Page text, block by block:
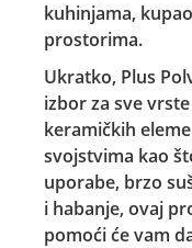
kuhinjama,
prostorima.
Ukratko, Plus
izbor za sve
keramičkih
svojstvima kao
uporabe, brzo
i habanje, ovaj
pomoći će vam